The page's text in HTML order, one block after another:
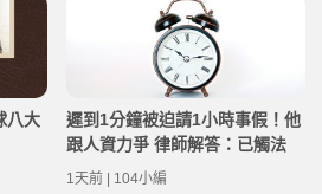
八大
遲到1分鐘被迫請1小時事假！他
跟人資力爭 律師解答：已觸法
1天前 | 104小編